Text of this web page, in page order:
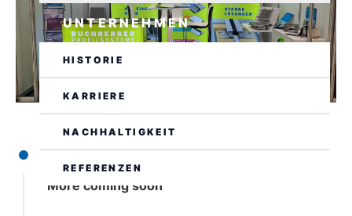
UNTERNEHMEN
HISTORIE
KARRIERE
NACHHALTIGKEIT
REFERENZEN
TBD
More coming soon